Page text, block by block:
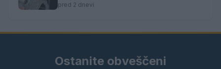
pred 2 dnevi
Ostanite obveščeni